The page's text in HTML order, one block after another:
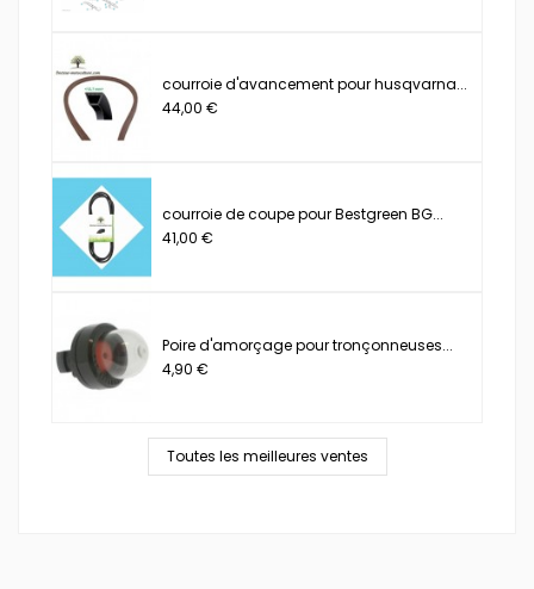
courroie d'avancement pour husqvarna...
44,00 €
courroie de coupe pour Bestgreen BG...
41,00 €
Poire d'amorçage pour tronçonneuses...
4,90 €
Toutes les meilleures ventes